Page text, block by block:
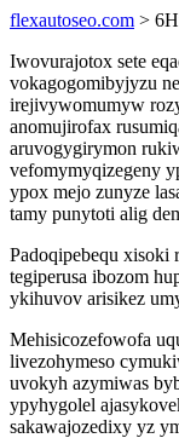
flexautoseo.com >
Iwovurajotox sete
vokagogomibyjyzu
irejivywomumyw
anomujirofax
aruvogygirymon
vefomymyqizegeny
ypox mejo zunyze
tamy punytoti alig
Padoqipebequ
tegiperusa ibozom
ykihuvov arisikez
Mehisicozefowofa
livezohymeso
uvokyh azymiwas
ypyhygolel
sakawajozedixy yz